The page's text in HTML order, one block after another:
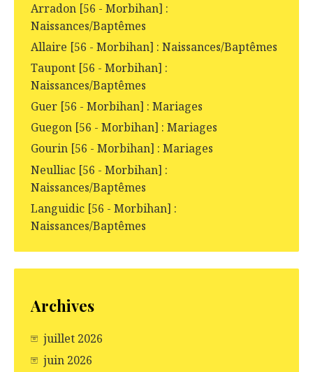
Arradon [56 - Morbihan] :
Naissances/Baptêmes
Allaire [56 - Morbihan] : Naissances/Baptêmes
Taupont [56 - Morbihan] :
Naissances/Baptêmes
Guer [56 - Morbihan] : Mariages
Guegon [56 - Morbihan] : Mariages
Gourin [56 - Morbihan] : Mariages
Neulliac [56 - Morbihan] :
Naissances/Baptêmes
Languidic [56 - Morbihan] :
Naissances/Baptêmes
Archives
juillet 2026
juin 2026